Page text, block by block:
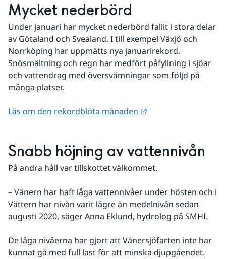
Mycket nederbörd
Under januari har mycket nederbörd fallit i stora delar
av Götaland och Svealand. I till exempel Växjö och
Norrköping har uppmätts nya januarirekord.
Snösmältning och regn har medfört påfyllning i sjöar
och vattendrag med översvämningar som följd på
många platser.
Läs om den rekordblöta månaden
Snabb höjning av vattennivån
På andra håll var tillskottet välkommet.
– Vänern har haft låga vattennivåer under hösten och i
Vättern har nivån varit lägre än medelnivån sedan
augusti 2020, säger Anna Eklund, hydrolog på SMHI.
De låga nivåerna har gjort att Vänersjöfarten inte har
kunnat gå med full last för att minska djupgåendet.